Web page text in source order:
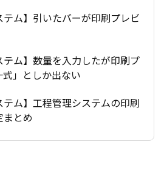
テム】引いたバーが印刷プレビ
テム】数量を入力したが印刷プ
式」としか出ない
テム】工程管理システムの印刷
まとめ